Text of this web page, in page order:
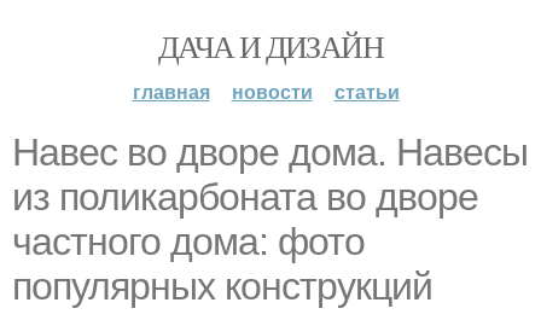
ДАЧА И ДИЗАЙН
главная новости статьи
Навес во дворе дома. Навесы
из поликарбоната во дворе
частного дома: фото
популярных конструкций